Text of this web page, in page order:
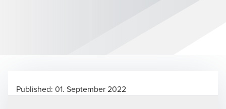
Published: 01. September 2022